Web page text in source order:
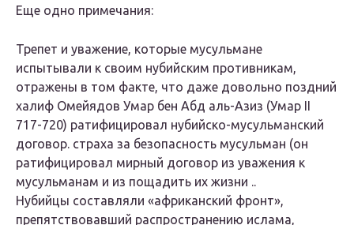
Еще одно примечания:
Трепет и уважение, которые мусульмане
испытывали к своим нубийским противникам,
отражены в том факте, что даже довольно поздний
халиф Омейядов Умар бен Абд аль-Азиз (Умар II
717-720) ратифицировал нубийско-мусульманский
договор. страха за безопасность мусульман (он
ратифицировал мирный договор из уважения к
мусульманам и из пощадить их жизни ..
Нубийцы составляли «африканский фронт»,
препятствовавший распространению ислама,